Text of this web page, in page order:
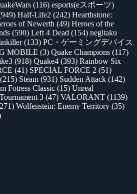
(116) esports(eスポーツ)
Half-Life2 (242) Hearthstone:
of Newerth (49) Heroes of the
(590) Left 4 Dead (154) negitaku
(133) PC・ゲーミングデバイス
MOBILE (3) Quake Champions (117)
(918) Quake4 (393) Rainbow Six
(41) SPECIAL FORCE 2 (51)
(215) Steam (931) Sudden Attack (142)
Fotress Classic (15) Unreal
3 (47) VALORANT (1139)
Wolfenstein: Enemy Territory (35)